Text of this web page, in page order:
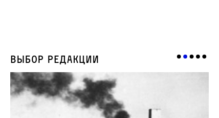
Выбор редакции